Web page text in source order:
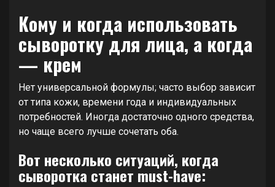
Кому и когда использовать
сыворотку для лица, а когда
— крем
Нет универсальной формулы; часто выбор зависит
от типа кожи, времени года и индивидуальных
потребностей. Иногда достаточно одного средства,
но чаще всего лучше сочетать оба.
Вот несколько ситуаций, когда
сыворотка станет must-have: